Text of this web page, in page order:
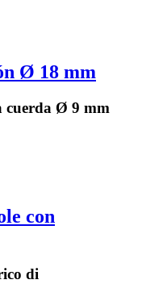
Ø 18 mm
cuerda Ø 9 mm
con
di